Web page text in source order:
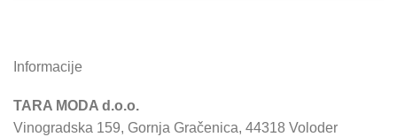
Informacije
TARA MODA d.o.o.
Vinogradska 159, Gornja Gračenica, 44318 Voloder